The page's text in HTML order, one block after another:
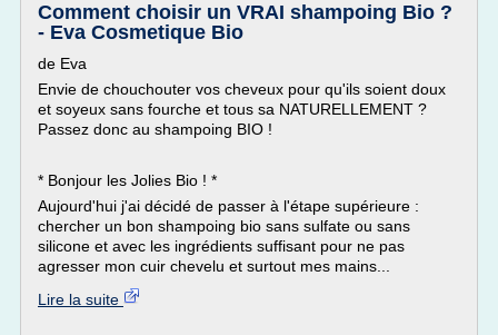
Comment choisir un VRAI shampoing Bio ?
- Eva Cosmetique Bio
de Eva
Envie de chouchouter vos cheveux pour qu'ils soient doux
et soyeux sans fourche et tous sa NATURELLEMENT ?
Passez donc au shampoing BIO !
* Bonjour les Jolies Bio ! *
Aujourd'hui j'ai décidé de passer à l'étape supérieure :
chercher un bon shampoing bio sans sulfate ou sans
silicone et avec les ingrédients suffisant pour ne pas
agresser mon cuir chevelu et surtout mes mains...
Lire la suite